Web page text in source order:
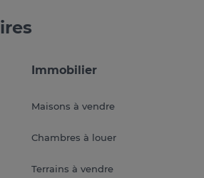
Immobilier
Maisons à vendre
Chambres à louer
Terrains à vendre